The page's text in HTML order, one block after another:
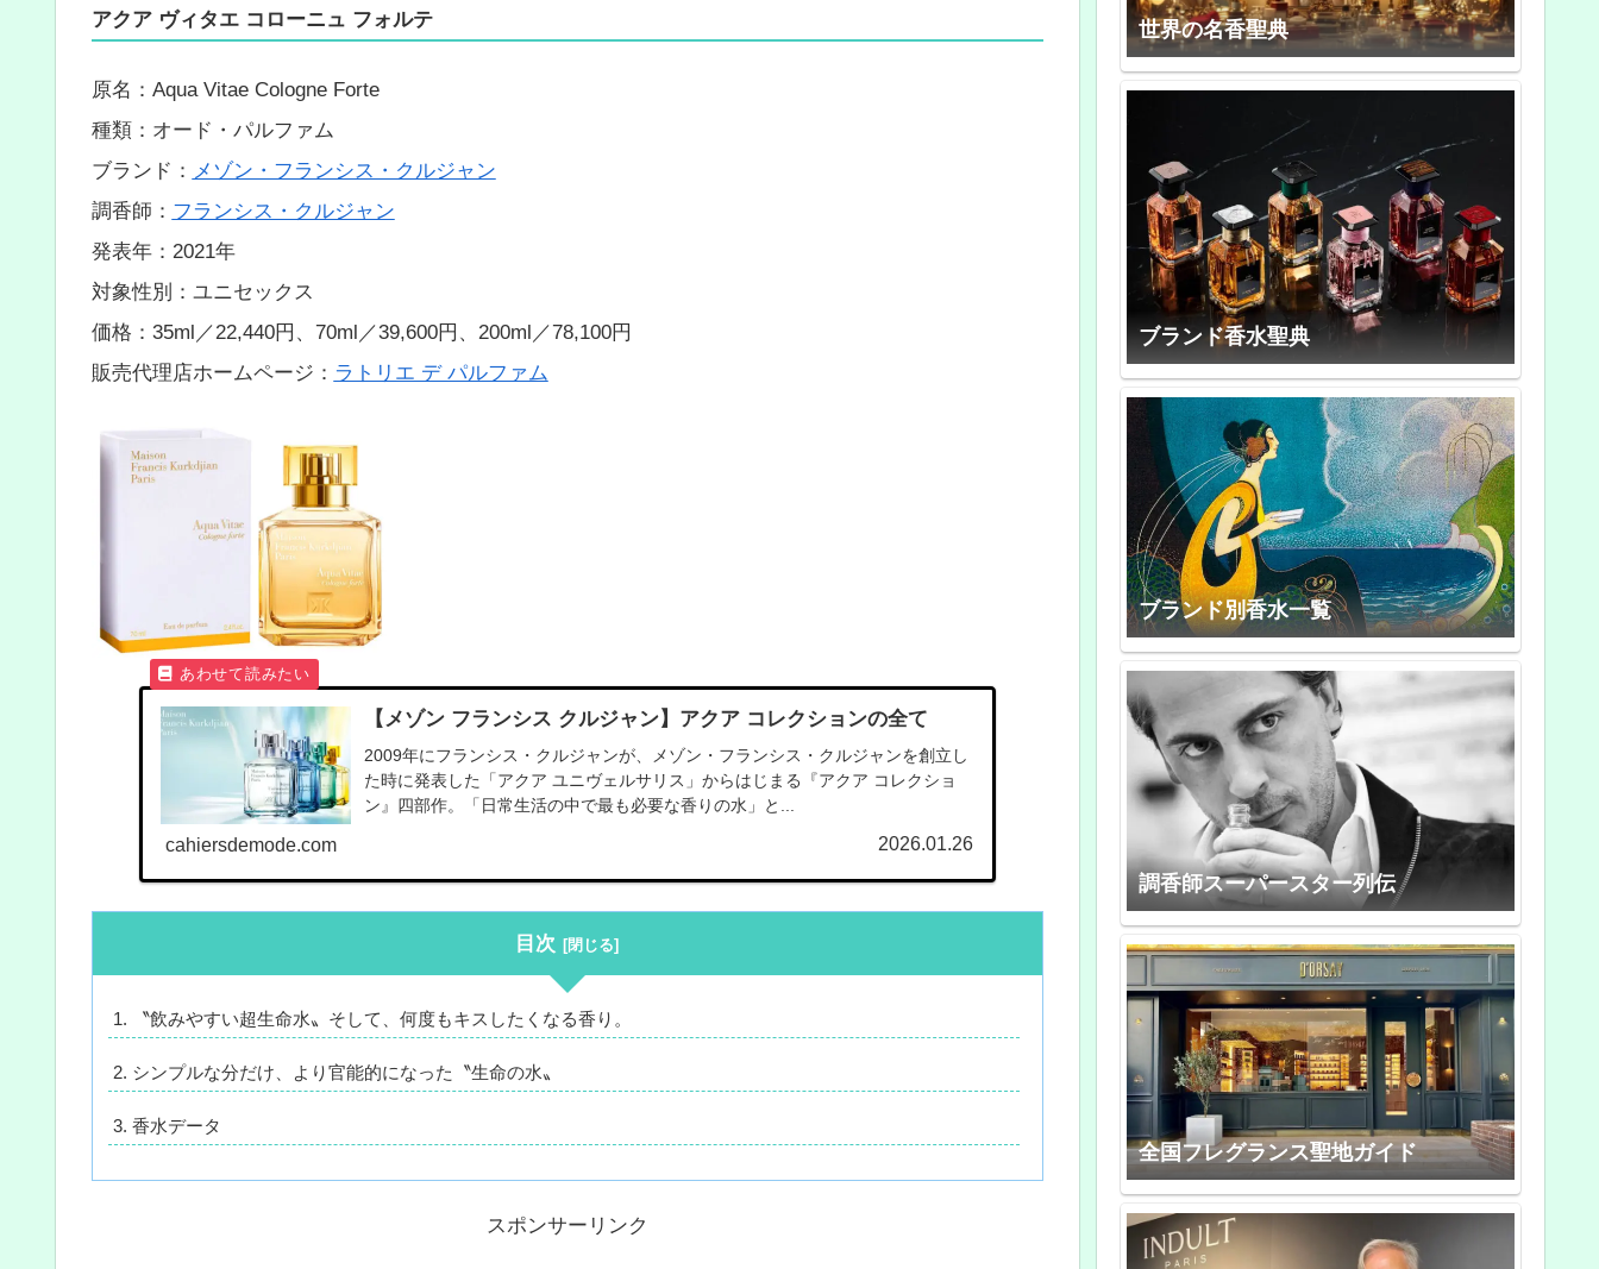
アクア ヴィタエ コローニュ フォルテ
原名：Aqua Vitae Cologne Forte
種類：オード・パルファム
ブランド： メゾン・フランシス・クルジャン
調香師： フランシス・クルジャン
発表年：2021年
対象性別：ユニセックス
価格：35ml／22,440円、70ml／39,600円、200ml／78,100円
販売代理店ホームページ： ラトリエ デ パルファム
【メゾン フランシス クルジャン】アクア コレクションの全て
2009年にフランシス・クルジャンが、メゾン・フランシス・クルジャンを創立し
た時に発表した「アクア ユニヴェルサリス」からはじまる『アクア コレクショ
ン』四部作。「日常生活の中で最も必要な香りの水」と...
cahiersdemode.com 2026.01.26
目次
〝飲みやすい超生命水〟そして、何度もキスしたくなる香り。
シンプルな分だけ、より官能的になった〝生命の水〟
香水データ
スポンサーリンク
世界の名香聖典
ブランド香水聖典
ブランド別香水一覧
調香師スーパースター列伝
全国フレグランス聖地ガイド